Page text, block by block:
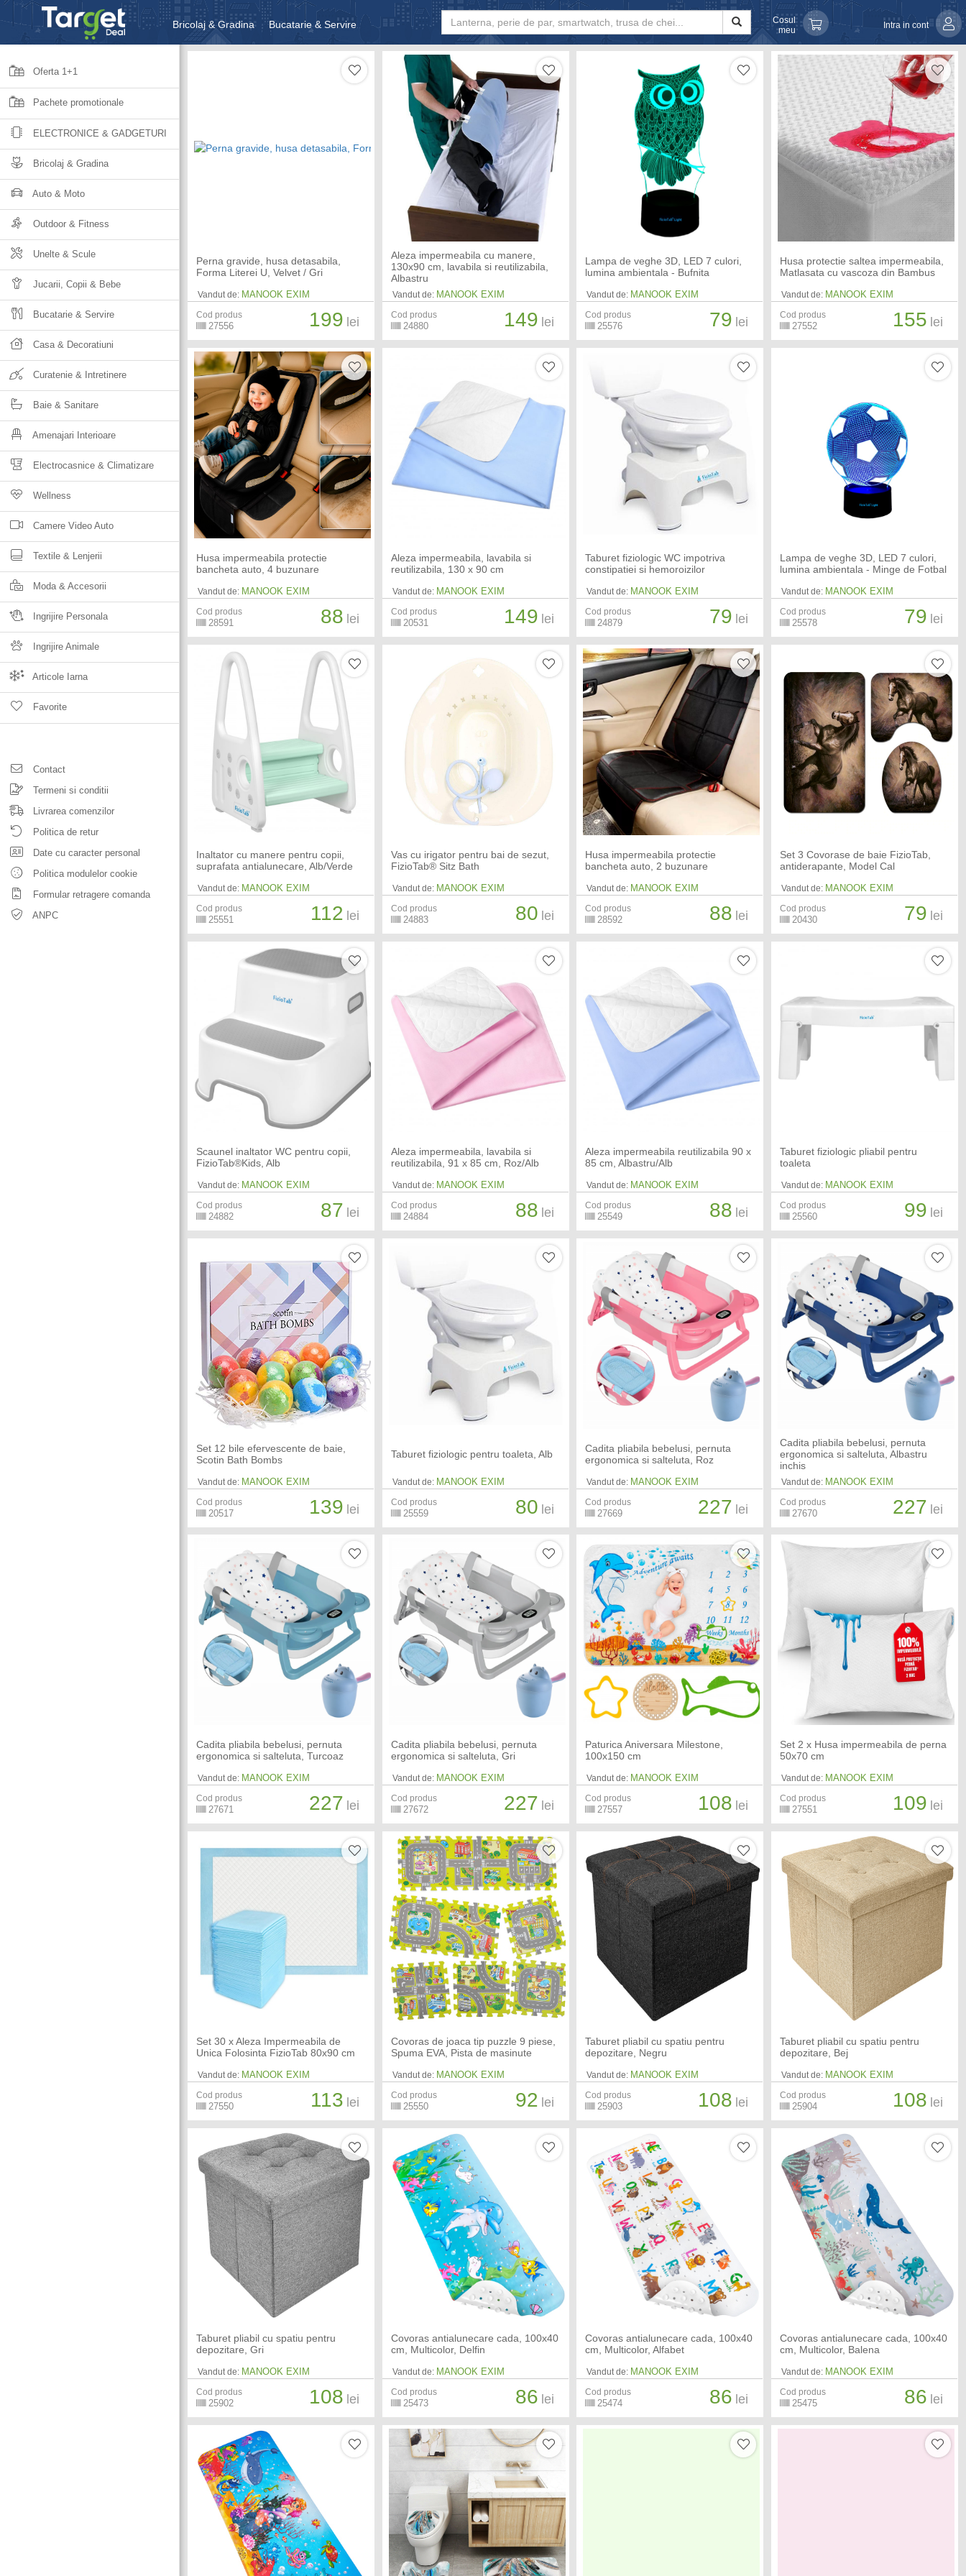
Bricolaj & Gradina Bucatarie & Servire
Unelte & Scule Jucarii, Copii & Bebe
Cosul
meu
Intra in cont
Oferta 1+1
Pachete promotionale
ELECTRONICE & GADGETURI
Bricolaj & Gradina
Auto & Moto
Outdoor & Fitness
Unelte & Scule
Jucarii, Copii & Bebe
Bucatarie & Servire
Casa & Decoratiuni
Curatenie & Intretinere
Baie & Sanitare
Amenajari Interioare
Electrocasnice & Climatizare
Wellness
Camere Video Auto
Textile & Lenjerii
Moda & Accesorii
Ingrijire Personala
Ingrijire Animale
Articole Iarna
Favorite
Contact
Termeni si conditii
Livrarea comenzilor
Politica de retur
Date cu caracter personal
Politica modulelor cookie
Formular retragere comanda
ANPC
Perna gravide, husa detasabila,
Forma Literei U, Velvet / Gri
Vandut de: MANOOK EXIM
Cod produs
27556 199 lei
Aleza impermeabila cu manere,
130x90 cm, lavabila si reutilizabila,
Albastru
Vandut de: MANOOK EXIM
Cod produs
24880 149 lei
Lampa de veghe 3D, LED 7 culori,
lumina ambientala - Bufnita
Vandut de: MANOOK EXIM
Cod produs
25576 79 lei
Husa protectie saltea impermeabila,
Matlasata cu vascoza din Bambus
Vandut de: MANOOK EXIM
Cod produs
27552 155 lei
Husa impermeabila protectie
bancheta auto, 4 buzunare
Vandut de: MANOOK EXIM
Cod produs
28591 88 lei
Aleza impermeabila, lavabila si
reutilizabila, 130 x 90 cm
Vandut de: MANOOK EXIM
Cod produs
20531 149 lei
Taburet fiziologic WC impotriva
constipatiei si hemoroizilor
Vandut de: MANOOK EXIM
Cod produs
24879 79 lei
Lampa de veghe 3D, LED 7 culori,
lumina ambientala - Minge de Fotbal
Vandut de: MANOOK EXIM
Cod produs
25578 79 lei
Inaltator cu manere pentru copii,
suprafata antialunecare, Alb/Verde
Vandut de: MANOOK EXIM
Cod produs
25551 112 lei
Vas cu irigator pentru bai de sezut,
FizioTab® Sitz Bath
Vandut de: MANOOK EXIM
Cod produs
24883 80 lei
Husa impermeabila protectie
bancheta auto, 2 buzunare
Vandut de: MANOOK EXIM
Cod produs
28592 88 lei
Set 3 Covorase de baie FizioTab,
antiderapante, Model Cal
Vandut de: MANOOK EXIM
Cod produs
20430 79 lei
Scaunel inaltator WC pentru copii,
FizioTab®Kids, Alb
Vandut de: MANOOK EXIM
Cod produs
24882 87 lei
Aleza impermeabila, lavabila si
reutilizabila, 91 x 85 cm, Roz/Alb
Vandut de: MANOOK EXIM
Cod produs
24884 88 lei
Aleza impermeabila reutilizabila 90 x
85 cm, Albastru/Alb
Vandut de: MANOOK EXIM
Cod produs
25549 88 lei
Taburet fiziologic pliabil pentru
toaleta
Vandut de: MANOOK EXIM
Cod produs
25560 99 lei
Set 12 bile efervescente de baie,
Scotin Bath Bombs
Vandut de: MANOOK EXIM
Cod produs
20517 139 lei
Taburet fiziologic pentru toaleta, Alb
Vandut de: MANOOK EXIM
Cod produs
25559 80 lei
Cadita pliabila bebelusi, pernuta
ergonomica si salteluta, Roz
Vandut de: MANOOK EXIM
Cod produs
27669 227 lei
Cadita pliabila bebelusi, pernuta
ergonomica si salteluta, Albastru
inchis
Vandut de: MANOOK EXIM
Cod produs
27670 227 lei
Cadita pliabila bebelusi, pernuta
ergonomica si salteluta, Turcoaz
Vandut de: MANOOK EXIM
Cod produs
27671 227 lei
Cadita pliabila bebelusi, pernuta
ergonomica si salteluta, Gri
Vandut de: MANOOK EXIM
Cod produs
27672 227 lei
Paturica Aniversara Milestone,
100x150 cm
Vandut de: MANOOK EXIM
Cod produs
27557 108 lei
Set 2 x Husa impermeabila de perna
50x70 cm
Vandut de: MANOOK EXIM
Cod produs
27551 109 lei
Set 30 x Aleza Impermeabila de
Unica Folosinta FizioTab 80x90 cm
Vandut de: MANOOK EXIM
Cod produs
27550 113 lei
Covoras de joaca tip puzzle 9 piese,
Spuma EVA, Pista de masinute
Vandut de: MANOOK EXIM
Cod produs
25550 92 lei
Taburet pliabil cu spatiu pentru
depozitare, Negru
Vandut de: MANOOK EXIM
Cod produs
25903 108 lei
Taburet pliabil cu spatiu pentru
depozitare, Bej
Vandut de: MANOOK EXIM
Cod produs
25904 108 lei
Taburet pliabil cu spatiu pentru
depozitare, Gri
Vandut de: MANOOK EXIM
Cod produs
25902 108 lei
Covoras antialunecare cada, 100x40
cm, Multicolor, Delfin
Vandut de: MANOOK EXIM
Cod produs
25473 86 lei
Covoras antialunecare cada, 100x40
cm, Multicolor, Alfabet
Vandut de: MANOOK EXIM
Cod produs
25474 86 lei
Covoras antialunecare cada, 100x40
cm, Multicolor, Balena
Vandut de: MANOOK EXIM
Cod produs
25475 86 lei